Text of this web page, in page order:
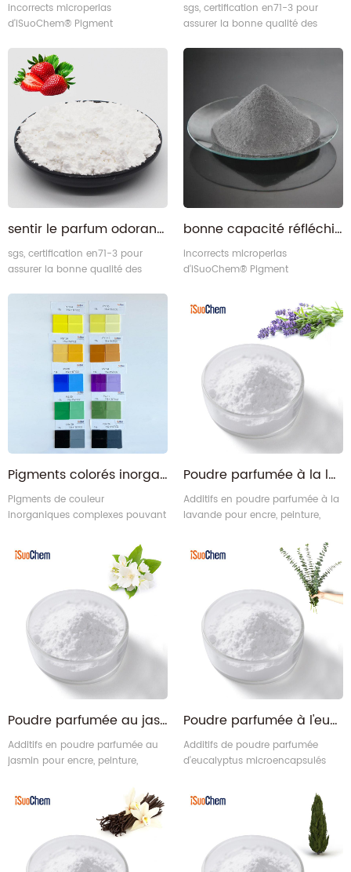
incorrects microperlas
d'iSuoChem® Pigment
qui grâce à l'essai sgs, pour
assurer la bonne qualité.
sgs, certification en71-3 pour
assurer la bonne qualité des
sentir le parfum odorant sensible avec divers parfums
sgs, certification en71-3 pour
assurer la bonne qualité des
bonne capacité réfléchissante poudre de pigment réfléchissant gris
incorrects microperlas
d'iSuoChem® Pigment
qui grâce à l'essai sgs, pour
assurer la bonne qualité.
Pigments colorés inorganiques complexes CICP
Pigments de couleur
inorganiques complexes pouvant
internationales Tomatec, Tipaque,
BASF, Heucodur, Ferro, et Berger.
Poudre parfumée à la lavande | Arômes de lavande de France encapsulés
Additifs en poudre parfumée à la
lavande pour encre, peinture,
Poudre parfumée au jasmin | Poudre aromatique de fleur en vrac pour pailles jetables
Additifs en poudre parfumée au
jasmin pour encre, peinture,
Poudre parfumée à l'eucalyptus | Additifs parfumés spéciaux au menthol
Additifs de poudre parfumée
d'eucalyptus microencapsulés
cosmétiques.